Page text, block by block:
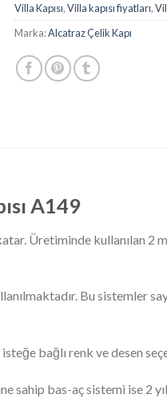
Villa Kapısı,Villa kapısı fiyatları,
Marka:Alcatraz Çelik Kapı
A149
Üretiminde kullanılan 2
Bu sistemler
bağlı renk ve desen
bas-aç sistemi ise 2